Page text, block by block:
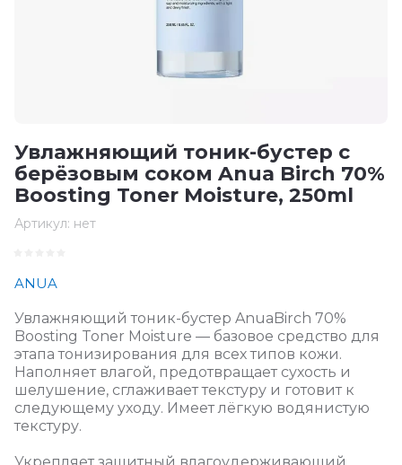
Увлажняющий тоник-бустер с
берёзовым соком Anua Birch 70%
Boosting Toner Moisture, 250ml
Артикул: нет
ANUA
Увлажняющий тоник-бустер AnuaBirch 70%
Boosting Toner Moisture — базовое средство для
этапа тонизирования для всех типов кожи.
Наполняет влагой, предотвращает сухость и
шелушение, сглаживает текстуру и готовит к
следующему уходу. Имеет лёгкую водянистую
текстуру.